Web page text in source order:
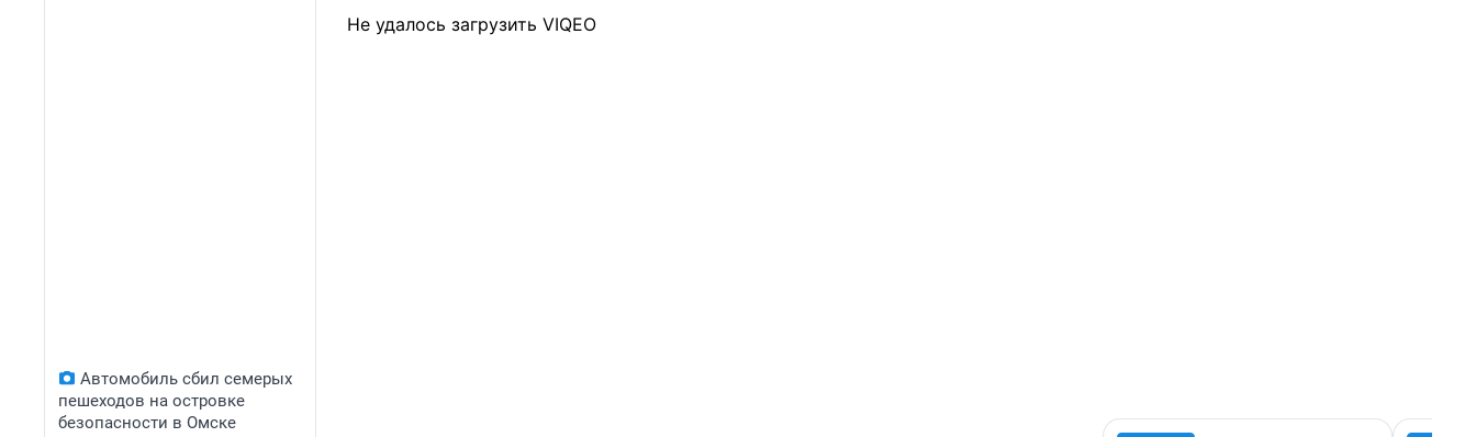
Автомобиль сбил семерых
пешеходов на островке
безопасности в Омске
Не удалось загрузить VIQEO